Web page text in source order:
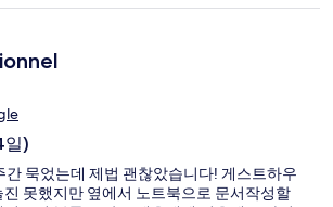
일)
간 묵었는데 제법 괜찮았습니다! 게스트하우
못했지만 옆에서 노트북으로 문서작성할